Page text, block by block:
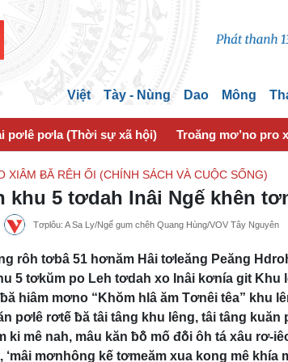
Việt Tày - Nùng Dao Mông
pơlê pơla (Thời sự xã hội) Troăng mơ’no pro
XIÂM ɃĂ RÊH ỐI (CHÍNH SÁCH VÀ CUỘC SỐNG)
khu 5 tơdah Inâi Ngế khên
Tơplôu: A Sa Ly/Ngế gum chêh Quang Hùng/VOV Tây Nguyên
rôh tơbâ 51 hơnăm Hâi tơleăng Peăng
5 tơkŭm po Leh tơdah xo Inâi kơnía git Khu
hiâm mơno “Khŏm hlâ ăm Tơnêi têa” khu
pơlê rơtế ƀă tâi tâng khu lêng, tâi tâng
ki mê nah, mâu kăn ƀô̆ mố đô̆i ôh tá xâu rơ-
‘mâi mơnhông kế tơmeăm xua kong mê